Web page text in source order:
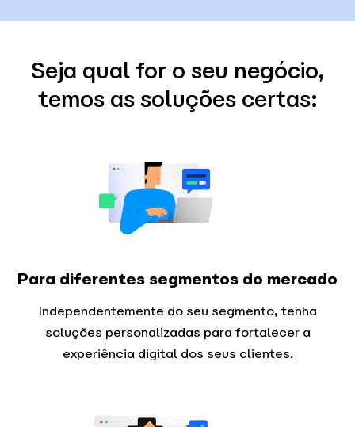
Seja qual for o seu negócio,
temos as soluções certas:
Para diferentes segmentos do mercado
Independentemente do seu segmento, tenha
soluções personalizadas para fortalecer a
experiência digital dos seus clientes.